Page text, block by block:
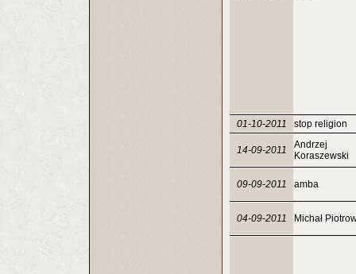
01-10-2011 stop religion
14-09-2011
Andrzej
Koraszewski
09-09-2011 amba
04-09-2011 Michał